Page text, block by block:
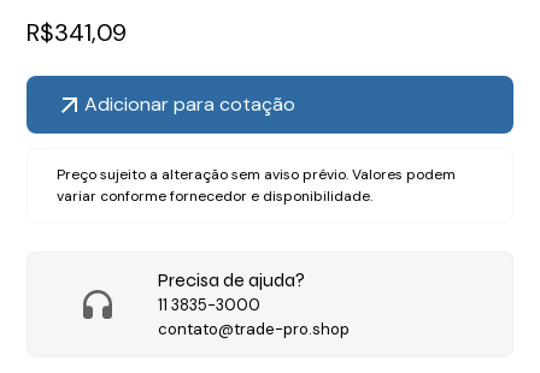
R$341,09
Adicionar para cotação
Preço sujeito a alteração sem aviso prévio. Valores podem
variar conforme fornecedor e disponibilidade.
Precisa de ajuda?
11 3835-3000
contato@trade-pro.shop